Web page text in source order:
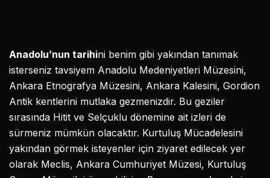
Anadolu’nun tarihini benim gibi yakından tanımak
isterseniz tavsiyem Anadolu Medeniyetleri Müzesini,
Ankara Etnografya Müzesini, Ankara Kalesini, Gordion
Antik kentlerini mutlaka gezmenizdir. Bu geziler
sırasında Hitit ve Selçuklu dönemine ait izleri de
sürmeniz mümkün olacaktır. Kurtuluş Mücadelesini
yakından görmek isteyenler için ziyaret edilecek yer
olarak Meclis, Ankara Cumhuriyet Müzesi, Kurtuluş